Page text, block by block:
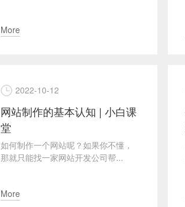
More
2022-10-12
网站制作的基本认知 | 小白课
堂
如何制作一个网站呢？如果你不懂，
那就只能找一家网站开发公司帮...
More